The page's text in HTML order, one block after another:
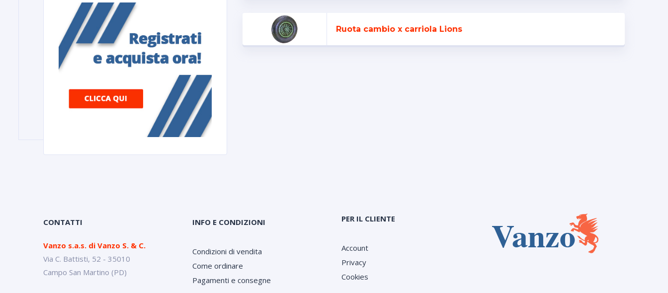
Ruota cambio x carriola Lions
CONTATTI
Vanzo s.a.s. di Vanzo S. & C.
Via C. Battisti, 52 - 35010
Campo San Martino (PD)
INFO E CONDIZIONI
Condizioni di vendita
Come ordinare
Pagamenti e consegne
PER IL CLIENTE
Account
Privacy
Cookies